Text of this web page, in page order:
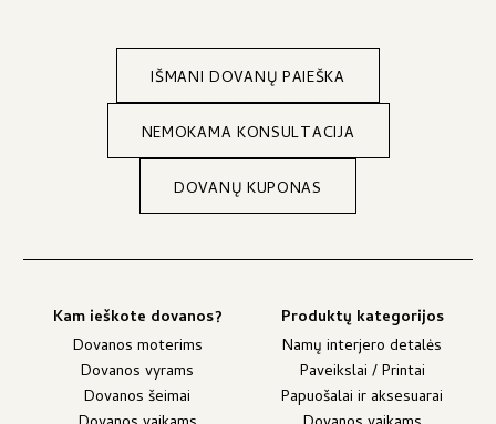
IŠMANI DOVANŲ PAIEŠKA
NEMOKAMA KONSULTACIJA
DOVANŲ KUPONAS
Kam ieškote dovanos?
Dovanos moterims
Dovanos vyrams
Dovanos šeimai
Produktų kategorijos
Namų interjero detalės
Paveikslai / Printai
Papuošalai ir aksesuarai